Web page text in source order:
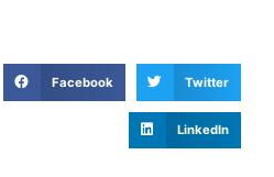
Facebook Twitter
LinkedIn